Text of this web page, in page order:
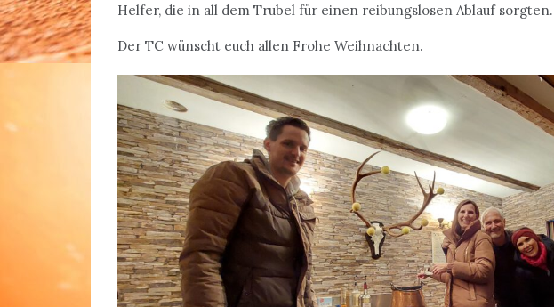
Helfer, die in all dem Trubel für einen reibungslosen Ablauf sorgten.
Der TC wünscht euch allen Frohe Weihnachten.